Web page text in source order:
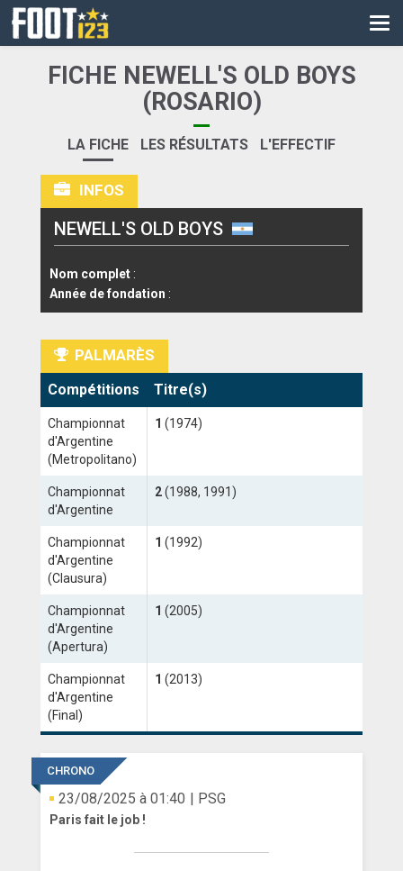
CM
LES DIRECTS
LIGUE 1
LIGUE 2
COUPE DE FRANCE
COUPE DE LA LIGUE
ANGLETERRE
ITALIE
ALLEMAGNE
RECHERCHE
FICHE NEWELL'S OLD BOYS
(ROSARIO)
LA FICHE LES RÉSULTATS L'EFFECTIF
INFOS
NEWELL'S OLD BOYS
Nom complet :
Année de fondation :
PALMARÈS
Compétitions Titre(s)
Championnat
d'Argentine
(Metropolitano)
1 (1974)
Championnat
d'Argentine
2(1988, 1991)
Championnat
d'Argentine
(Clausura)
1 (1992)
Championnat
d'Argentine
(Apertura)
1 (2005)
Championnat
d'Argentine
(Final)
1 (2013)
CHRONO
23/08/2025 à 01:40 | PSG
Paris fait le job !